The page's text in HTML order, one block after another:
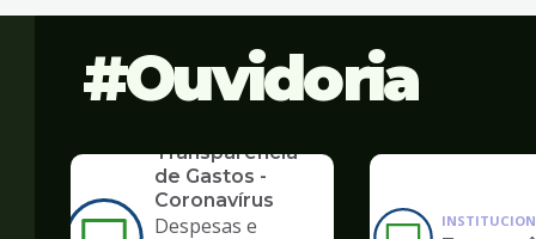
Ouvidoria
Transparência
de Gastos -
Coronavírus
Despesas e